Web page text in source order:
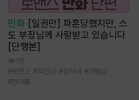
만화 [일권만] 파혼당했지만, 스
도 부장님께 사랑받고 있습니다
[단행본]
1천
#로맨스 #직진남 #상처녀 #재벌남
#현대물